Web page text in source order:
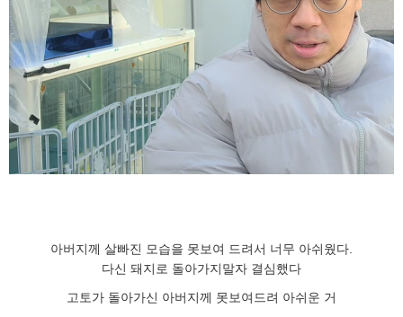
아버지께 살빠진 모습을 못보여 드려서 너무 아쉬웠다.
다신 돼지로 돌아가지말자 결심했다
고토가 돌아가신 아버지께 못보여드려 아쉬운 거